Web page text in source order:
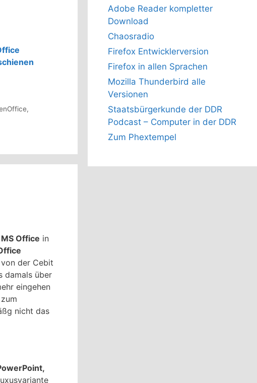
,
MS Office in
der Cebit
damals über
eingehen
nicht das
Adobe Reader kompletter
Download
Chaosradio
Firefox Entwicklerversion
Firefox in allen Sprachen
Mozilla Thunderbird alle
Versionen
Staatsbürgerkunde der DDR
Podcast – Computer in der DDR
Zum Phextempel